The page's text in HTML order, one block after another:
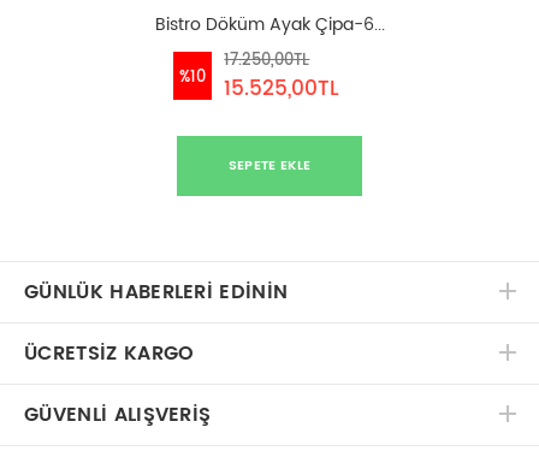
Bistro Döküm Ayak Çipa-6...
%10
17.250,00TL
15.525,00TL
SEPETE EKLE
GÜNLÜK HABERLERİ EDİNİN
ÜCRETSIZ KARGO
GÜVENLI ALIŞVERIŞ